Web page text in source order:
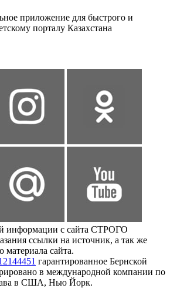
приложение для быстрого и
порталу Казахстана
информации с сайта СТРОГО
ссылки на источник, а так же
материала сайта.
гарантированное Бернской
в международной компании по
в США, Нью Йорк.